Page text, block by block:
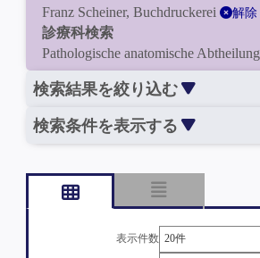
Franz Scheiner, Buchdruckerei
解除
診療科検索
Pathologische anatomische Abtheilung
検索結果を絞り込む
検索条件を表示する
表示件数